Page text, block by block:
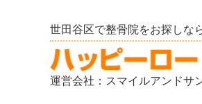
世田谷区で整骨院をお探しな
運営会社：スマイルアンドサ